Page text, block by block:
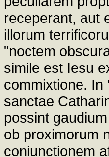
receperant, aut
illorum
"noctem
simile est Iesu
commixtione. In
sanctae
possint
ob proximorum
coniunctionem